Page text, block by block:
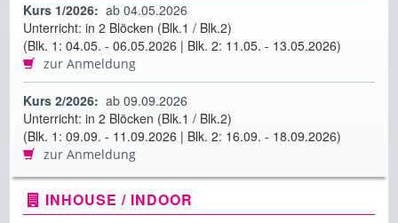
Kurs 1/2026: ab 04.05.2026
Unterricht: in 2 Blöcken (Blk.1 / Blk.2)
(Blk. 1: 04.05. - 06.05.2026 | Blk. 2: 11.05. - 13.05.2026)
zur Anmeldung
Kurs 2/2026: ab 09.09.2026
Unterricht: in 2 Blöcken (Blk.1 / Blk.2)
(Blk. 1: 09.09. - 11.09.2026 | Blk. 2: 16.09. - 18.09.2026)
zur Anmeldung
INHOUSE / INDOOR